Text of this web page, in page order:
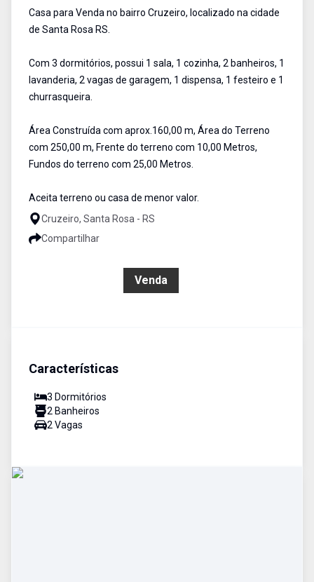
Casa para Venda no bairro Cruzeiro, localizado na cidade
de Santa Rosa RS.
Com 3 dormitórios, possui 1 sala, 1 cozinha, 2 banheiros, 1
lavanderia, 2 vagas de garagem, 1 dispensa, 1 festeiro e 1
churrasqueira.
Área Construída com aprox.160,00 m, Área do Terreno
com 250,00 m, Frente do terreno com 10,00 Metros,
Fundos do terreno com 25,00 Metros.
Aceita terreno ou casa de menor valor.
Cruzeiro, Santa Rosa - RS
Compartilhar
Venda
Características
3 Dormitórios
2 Banheiros
2 Vagas